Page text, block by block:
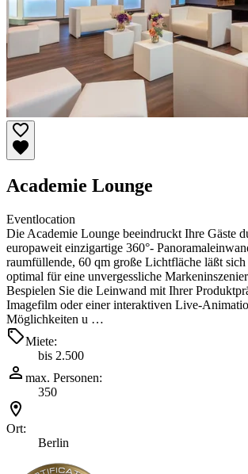
Academie Lounge
Eventlocation
Die Academie Lounge beeindruckt Ihre Gäste
europaweit einzigartige 360°-
raumfüllende, 60 qm große Lichtfläche läßt
optimal für eine unvergessliche
Bespielen Sie die Leinwand mit Ihrer
Imagefilm oder einer interaktiven Live-
Möglichkeiten u …
Miete:
bis 2.500
max. Personen:
350
Ort:
Berlin